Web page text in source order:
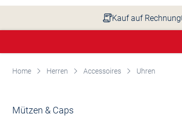
Kauf auf Rechnung
Home Herren Accessoires Uhren
Mützen & Caps